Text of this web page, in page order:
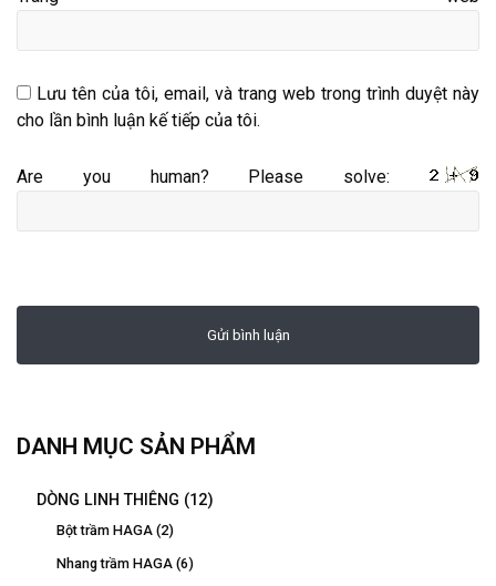
Lưu tên của tôi, email, và trang web trong trình duyệt này
cho lần bình luận kế tiếp của tôi.
Are you human? Please solve:
DANH MỤC SẢN PHẨM
DÒNG LINH THIÊNG (12)
Bột trầm HAGA (2)
Nhang trầm HAGA (6)